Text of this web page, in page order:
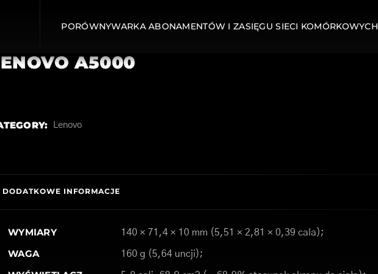
PORÓWNYWARKA ABONAMENTÓW I ZASIĘGU SIECI KOMÓRKOWYCH
A5000
Lenovo
DODATKOWE INFORMACJE
WYMIARY 140 × 71,4 × 10 mm (5,51 × 2,81 × 0,39 cala);
WAGA 160 g (5,64 uncji);